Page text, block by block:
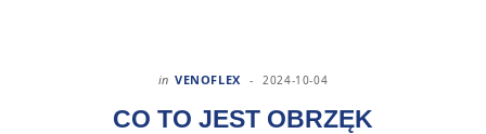
in VENOFLEX 2024-10-04
CO TO JEST OBRZĘK